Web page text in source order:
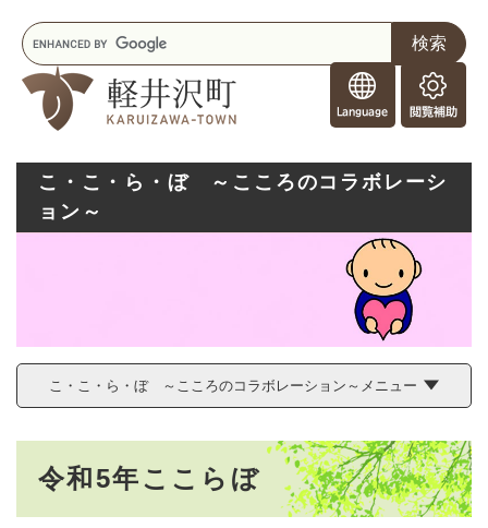
o
r
i
s
閲
覧
キ
ー
ワ
こ・こ・ら・ぼ ～こころのコラボレーシ
ョン～
こ・こ・ら・ぼ ～こころのコラボレーション～メニュー
令和5年ここらぼ